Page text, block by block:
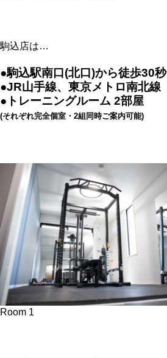
駒込店は…
●駒込駅南口(北口)から徒歩30秒
●JR山手線、東京メトロ南北線
●トレーニングルーム 2部屋
(それぞれ完全個室・2組同時ご案内可能)
Room 1